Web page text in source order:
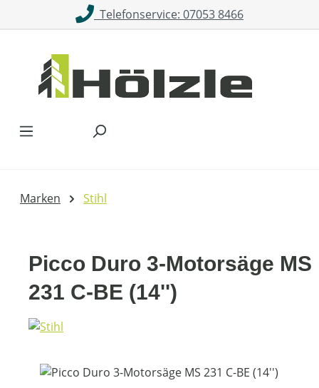
Zum Hauptinhalt springenTelefonservice: 07053 8466
Marken Stihl
Picco Duro 3-Motorsäge MS
231 C-BE (14'')
Bildergalerie überspringen